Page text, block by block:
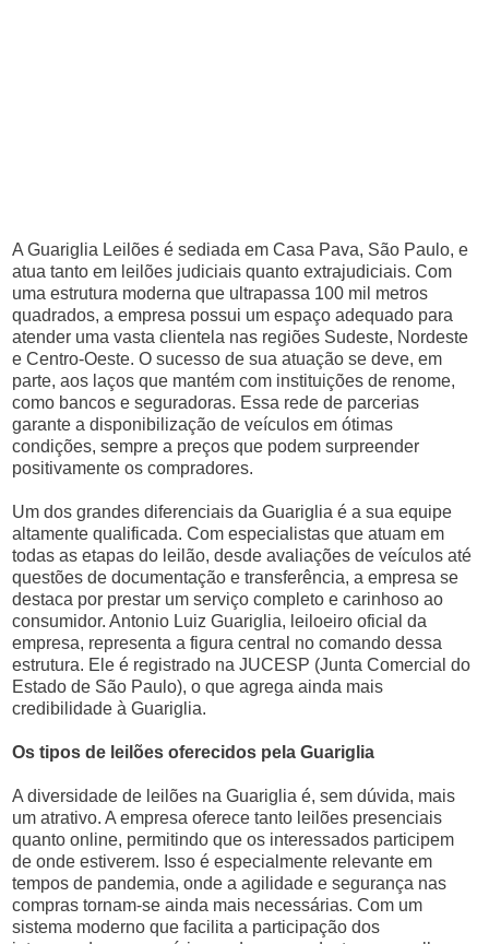
A Guariglia Leilões é sediada em Casa Pava, São Paulo, e
atua tanto em leilões judiciais quanto extrajudiciais. Com
uma estrutura moderna que ultrapassa 100 mil metros
quadrados, a empresa possui um espaço adequado para
atender uma vasta clientela nas regiões Sudeste, Nordeste
e Centro-Oeste. O sucesso de sua atuação se deve, em
parte, aos laços que mantém com instituições de renome,
como bancos e seguradoras. Essa rede de parcerias
garante a disponibilização de veículos em ótimas
condições, sempre a preços que podem surpreender
positivamente os compradores.
Um dos grandes diferenciais da Guariglia é a sua equipe
altamente qualificada. Com especialistas que atuam em
todas as etapas do leilão, desde avaliações de veículos até
questões de documentação e transferência, a empresa se
destaca por prestar um serviço completo e carinhoso ao
consumidor. Antonio Luiz Guariglia, leiloeiro oficial da
empresa, representa a figura central no comando dessa
estrutura. Ele é registrado na JUCESP (Junta Comercial do
Estado de São Paulo), o que agrega ainda mais
credibilidade à Guariglia.
Os tipos de leilões oferecidos pela Guariglia
A diversidade de leilões na Guariglia é, sem dúvida, mais
um atrativo. A empresa oferece tanto leilões presenciais
quanto online, permitindo que os interessados participem
de onde estiverem. Isso é especialmente relevante em
tempos de pandemia, onde a agilidade e segurança nas
compras tornam-se ainda mais necessárias. Com um
sistema moderno que facilita a participação dos